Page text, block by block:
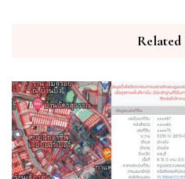
Related